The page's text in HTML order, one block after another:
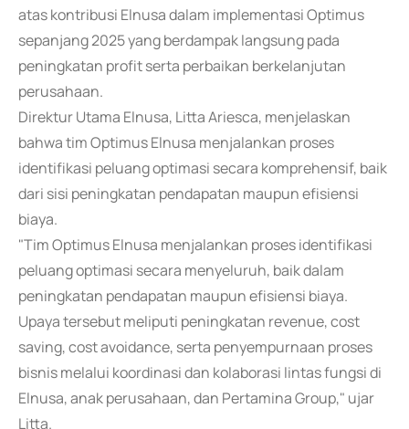
atas kontribusi Elnusa dalam implementasi Optimus
sepanjang 2025 yang berdampak langsung pada
peningkatan profit serta perbaikan berkelanjutan
perusahaan.
Direktur Utama Elnusa, Litta Ariesca, menjelaskan
bahwa tim Optimus Elnusa menjalankan proses
identifikasi peluang optimasi secara komprehensif, baik
dari sisi peningkatan pendapatan maupun efisiensi
biaya.
"Tim Optimus Elnusa menjalankan proses identifikasi
peluang optimasi secara menyeluruh, baik dalam
peningkatan pendapatan maupun efisiensi biaya.
Upaya tersebut meliputi peningkatan revenue, cost
saving, cost avoidance, serta penyempurnaan proses
bisnis melalui koordinasi dan kolaborasi lintas fungsi di
Elnusa, anak perusahaan, dan Pertamina Group," ujar
Litta.